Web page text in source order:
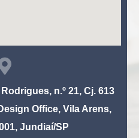
n.º 21, Cj. 613
Office, Vila Arens,
Jundiaí/SP